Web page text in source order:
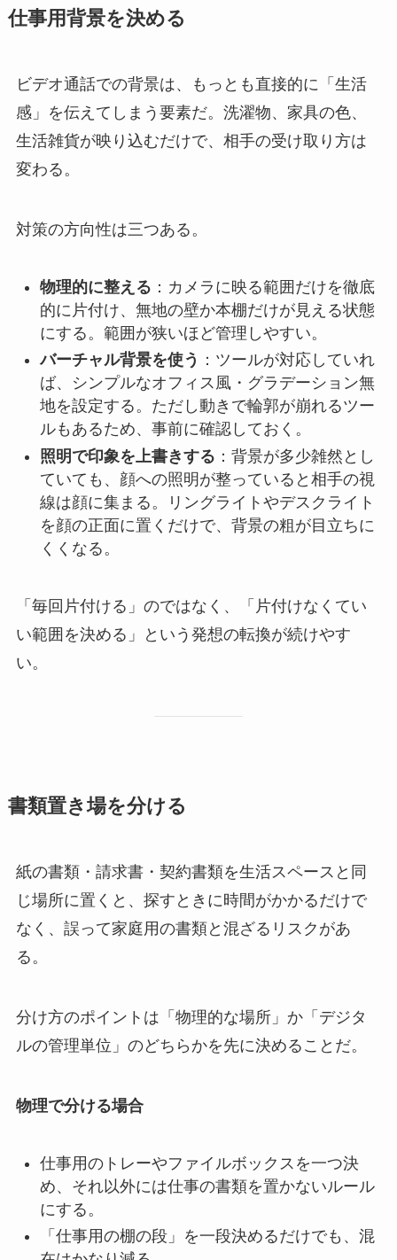
仕事用背景を決める
ビデオ通話での背景は、もっとも直接的に「生活
感」を伝えてしまう要素だ。洗濯物、家具の色、
生活雑貨が映り込むだけで、相手の受け取り方は
変わる。
対策の方向性は三つある。
物理的に整える ：カメラに映る範囲だけを徹底
的に片付け、無地の壁か本棚だけが見える状態
にする。範囲が狭いほど管理しやすい。
バーチャル背景を使う ：ツールが対応していれ
ば、シンプルなオフィス風・グラデーション無
地を設定する。ただし動きで輪郭が崩れるツー
ルもあるため、事前に確認しておく。
照明で印象を上書きする ：背景が多少雑然とし
ていても、顔への照明が整っていると相手の視
線は顔に集まる。リングライトやデスクライト
を顔の正面に置くだけで、背景の粗が目立ちに
くくなる。
「毎回片付ける」のではなく、「片付けなくてい
い範囲を決める」という発想の転換が続けやす
い。
書類置き場を分ける
紙の書類・請求書・契約書類を生活スペースと同
じ場所に置くと、探すときに時間がかかるだけで
なく、誤って家庭用の書類と混ざるリスクがあ
る。
分け方のポイントは「物理的な場所」か「デジタ
ルの管理単位」のどちらかを先に決めることだ。
物理で分ける場合
仕事用のトレーやファイルボックスを一つ決
め、それ以外には仕事の書類を置かないルール
にする。
「仕事用の棚の段」を一段決めるだけでも、混